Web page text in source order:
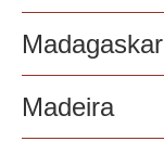
Madagaskar
Madeira